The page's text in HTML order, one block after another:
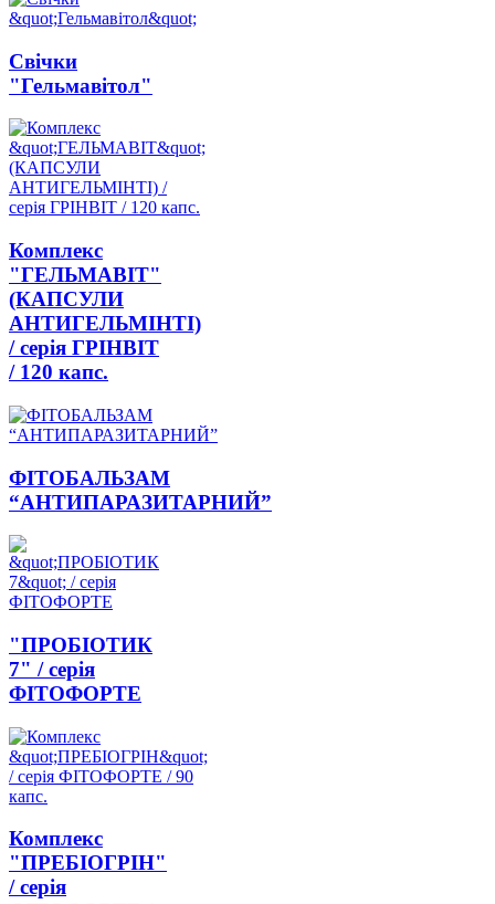
Свічки
"Гельмавітол"
Комплекс
"ГЕЛЬМАВІТ"
(КАПСУЛИ
АНТИГЕЛЬМІНТІ)
/ серія ГРІНВІТ
/ 120 капс.
ФІТОБАЛЬЗАМ
“АНТИПАРАЗИТАРНИЙ”
"ПРОБІОТИК
7" / серія
ФІТОФОРТЕ
Комплекс
"ПРЕБІОГРІН"
/ серія